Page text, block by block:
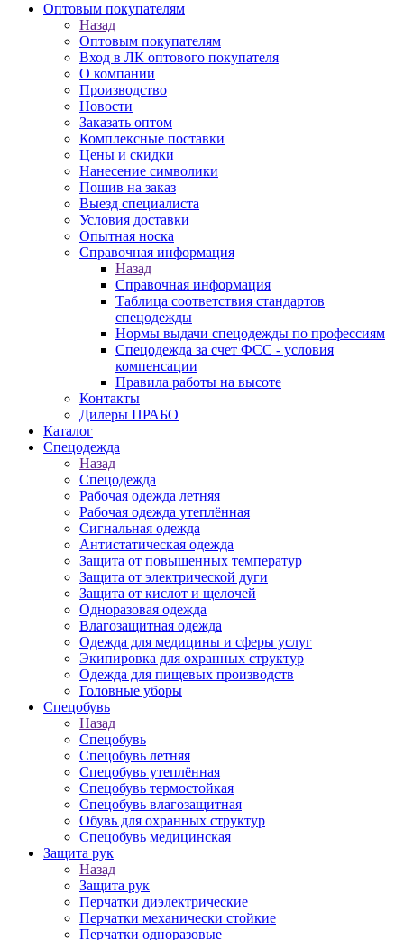
Оптовым покупателям
Назад
Оптовым покупателям
Вход в ЛК оптового покупателя
О компании
Производство
Новости
Заказать оптом
Комплексные поставки
Цены и скидки
Нанесение символики
Пошив на заказ
Выезд специалиста
Условия доставки
Опытная носка
Справочная информация
Назад
Справочная информация
Таблица соответствия стандартов
спецодежды
Нормы выдачи спецодежды по профессиям
Спецодежда за счет ФСС - условия
компенсации
Правила работы на высоте
Контакты
Дилеры ПРАБО
Каталог
Спецодежда
Назад
Спецодежда
Рабочая одежда летняя
Рабочая одежда утеплённая
Сигнальная одежда
Антистатическая одежда
Защита от повышенных температур
Защита от электрической дуги
Защита от кислот и щелочей
Одноразовая одежда
Влагозащитная одежда
Одежда для медицины и сферы услуг
Экипировка для охранных структур
Одежда для пищевых производств
Головные уборы
Спецобувь
Назад
Спецобувь
Спецобувь летняя
Спецобувь утеплённая
Спецобувь термостойкая
Спецобувь влагозащитная
Обувь для охранных структур
Спецобувь медицинская
Защита рук
Назад
Защита рук
Перчатки диэлектрические
Перчатки механически стойкие
Перчатки одноразовые